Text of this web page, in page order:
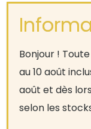
mixions les
minimum 6.
Je réserve
Je réserve
Bonjour !
au 10 août
août et dès
selon les